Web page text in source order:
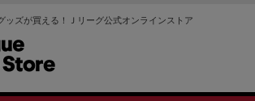
ッズが買える！Ｊリーグ公式オンラインストア